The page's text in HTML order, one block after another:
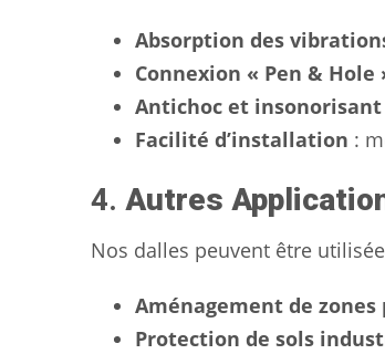
Absorption des
Connexion « Pen & Hole
Antichoc et insonorisant
Facilité d’installation :
4. Autres
Nos dalles peuvent être
Aménagement de
Protection de sols